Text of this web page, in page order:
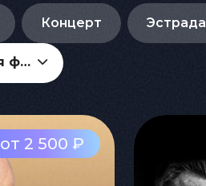
Концерт Эстрада
Калужская областная филармония
от 2 500 ₽